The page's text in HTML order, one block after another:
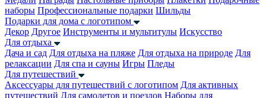
наборы Профессиональные подарки Шильды
Подарки для дома с логотипом
Декор Другое Инструменты и мультитулы Искусство
Для отдыха
Дача и сад Для отдыха на пляже Для отдыха на природе Для
релаксации Для спа и сауны Игры Пледы
Для путешествий
Аксессуары для путешествий с логотипом Для активных
путешествий Для самолетов и поездов Наборы для